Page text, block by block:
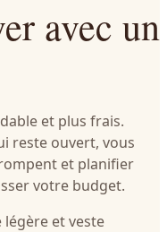
avec un
et plus frais.
reste ouvert, vous
et planifier
votre budget.
légère et veste